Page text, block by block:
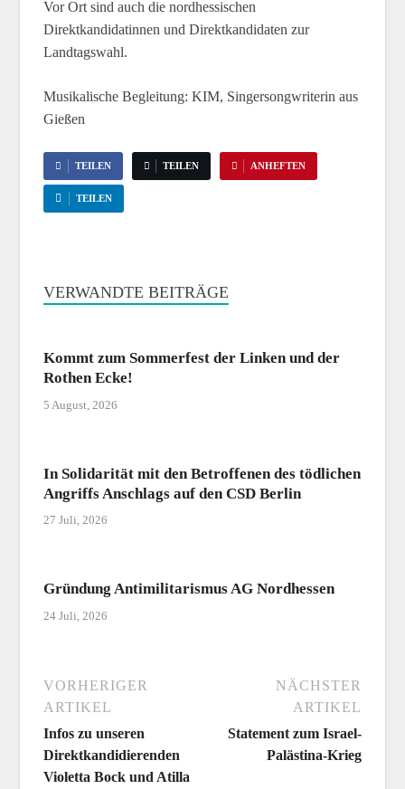
Vor Ort sind auch die nordhessischen
Direktkandidatinnen und Direktkandidaten zur
Landtagswahl.
Musikalische Begleitung: KIM, Singersongwriterin aus
Gießen
TEILEN TEILEN ANHEFTEN
TEILEN
VERWANDTE BEITRÄGE
Kommt zum Sommerfest der Linken und der
Rothen Ecke!
5 August, 2026
In Solidarität mit den Betroffenen des tödlichen
Angriffs Anschlags auf den CSD Berlin
27 Juli, 2026
Gründung Antimilitarismus AG Nordhessen
24 Juli, 2026
VORHERIGER
ARTIKEL
Infos zu unseren
Direktkandidierenden
Violetta Bock und Atilla
NÄCHSTER
ARTIKEL
Statement zum Israel-
Palästina-Krieg